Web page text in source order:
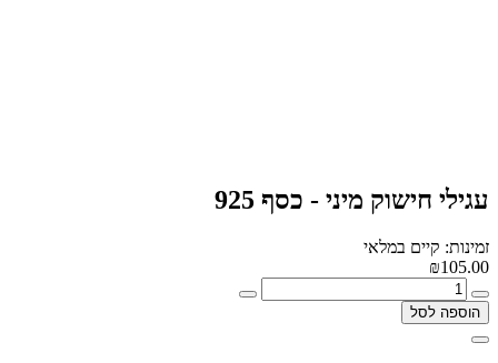
עגילי חישוק מיני - כסף 925
זמינות: קיים במלאי
₪105.00
הוספה לסל